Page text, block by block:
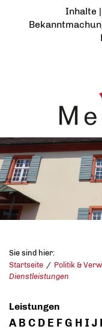
Inhalte
Sie sind hier:
Startseite
Politik &
Dienstleistungen
Leistungen
A B C D E FG H I J